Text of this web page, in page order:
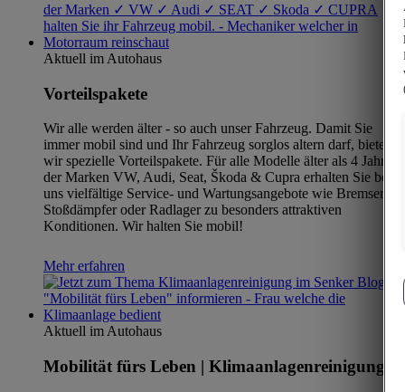
Aktuell im Autohaus
Vorteilspakete
Wir alle werden älter - so auch unser Fahrzeug. Damit Sie
immer mobil sind und Ihr Fahrzeug sorglos altern darf, bieten
wir spezielle Vorteilspakete. Für alle Modelle älter als 4 Jahre
der Marken VW, Audi, Seat, Škoda & Cupra erhalten Sie bei
uns vielfältige Service- und Wartungsangebote wie Bremsen,
Stoßdämpfer oder Radlager zu besonders attraktiven
Konditionen. Wir halten Sie mobil!
Mehr erfahren
Aktuell im Autohaus
Mobilität fürs Leben | Klimaanlagenreinigung